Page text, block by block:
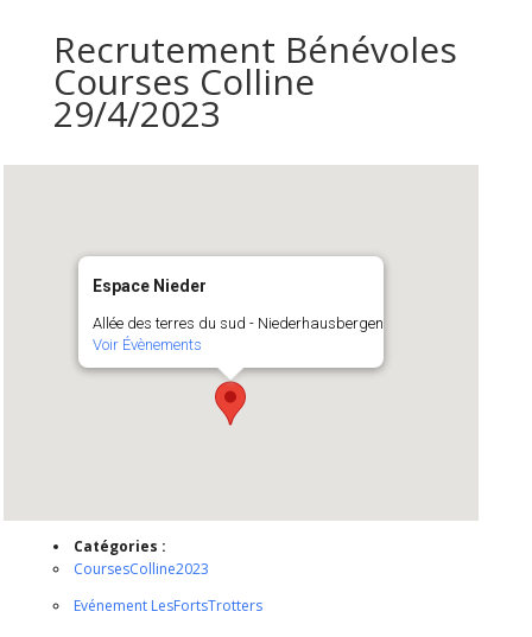
Recrutement Bénévoles
Courses Colline
29/4/2023
Espace Nieder
Allée des terres du sud - Niederhausbergen
Voir Évènements
Catégories :
CoursesColline2023
Evénement LesFortsTrotters